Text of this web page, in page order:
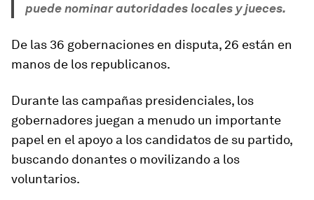
puede nominar autoridades locales y jueces.
De las 36 gobernaciones en disputa, 26 están en
manos de los republicanos.
Durante las campañas presidenciales, los
gobernadores juegan a menudo un importante
papel en el apoyo a los candidatos de su partido,
buscando donantes o movilizando a los
voluntarios.